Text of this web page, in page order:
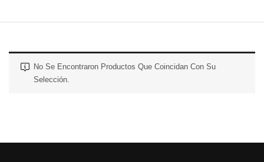
No Se Encontraron Productos Que Coincidan Con Su
Selección.